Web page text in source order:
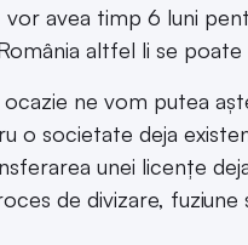
vor avea timp 6 luni
altfel li se
ocazie ne vom putea
o societate deja
unei licențe
de divizare, fuziune